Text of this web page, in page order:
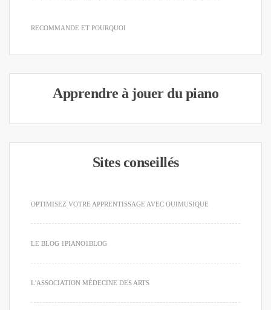
RECOMMANDE ET POURQUOI
Apprendre à jouer du piano
Sites conseillés
OPTIMISEZ VOTRE APPRENTISSAGE AVEC OUIMUSIQUE
LE BLOG 1PIANO1BLOG
L'ASSOCIATION MÉDECINE DES ARTS